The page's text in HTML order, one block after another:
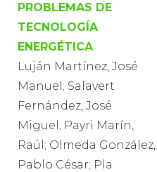
PROBLEMAS DE
TECNOLOGÍA
ENERGÉTICA
Luján Martínez, José
Manuel; Salavert
Fernández, José
Miguel; Payri Marín,
Raúl; Olmeda González,
Pablo César; Pla